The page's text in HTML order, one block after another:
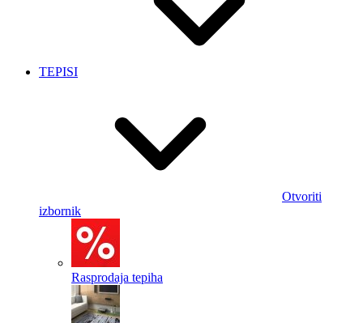
TEPISI
Otvoriti
izbornik
Rasprodaja tepiha